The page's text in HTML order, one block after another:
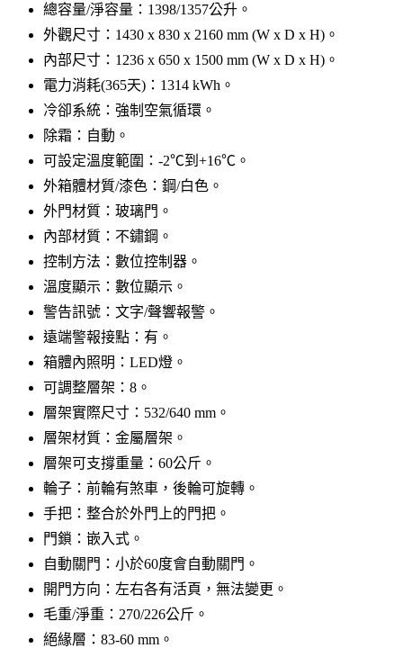
總容量/淨容量：1398/1357公升。
外觀尺寸：1430 x 830 x 2160 mm (W x D x H)。
內部尺寸：1236 x 650 x 1500 mm (W x D x H)。
電力消耗(365天)：1314 kWh。
冷卻系統：強制空氣循環。
除霜：自動。
可設定溫度範圍：-2℃到+16℃。
外箱體材質/漆色：鋼/白色。
外門材質：玻璃門。
內部材質：不鏽鋼。
控制方法：數位控制器。
溫度顯示：數位顯示。
警告訊號：文字/聲響報警。
遠端警報接點：有。
箱體內照明：LED燈。
可調整層架：8。
層架實際尺寸：532/640 mm。
層架材質：金屬層架。
層架可支撐重量：60公斤。
輪子：前輪有煞車，後輪可旋轉。
手把：整合於外門上的門把。
門鎖：嵌入式。
自動關門：小於60度會自動關門。
開門方向：左右各有活頁，無法變更。
毛重/淨重：270/226公斤。
絕緣層：83-60 mm。